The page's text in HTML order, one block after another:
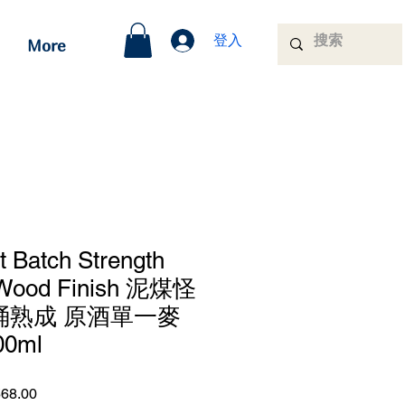
More 登入
Batch Strength
Finish 泥煤怪
熟成 原酒單一麥
Sale